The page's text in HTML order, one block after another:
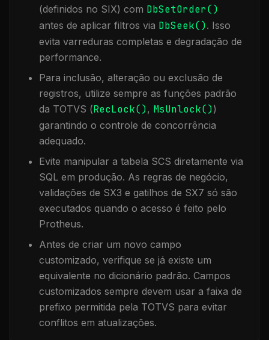
(definidos no SIX) com DbSetOrder()
antes de aplicar filtros via DbSeek(). Isso
evita varreduras completas e degradação de
performance.
Para inclusão, alteração ou exclusão de
registros, utilize sempre as funções padrão
da TOTVS (RecLock(), MsUnlock())
garantindo o controle de concorrência
adequado.
Evite manipular a tabela SCS diretamente via
SQL em produção. As regras de negócio,
validações de SX3 e gatilhos de SX7 só são
executados quando o acesso é feito pelo
Protheus.
Antes de criar um novo campo
customizado, verifique se já existe um
equivalente no dicionário padrão. Campos
customizados sempre devem usar a faixa de
prefixo permitida pela TOTVS para evitar
conflitos em atualizações.